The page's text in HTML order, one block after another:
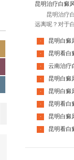
昆明治疗白癜
昆明治疗
远离呢？对于
·
·
·
·
·
·
·
·